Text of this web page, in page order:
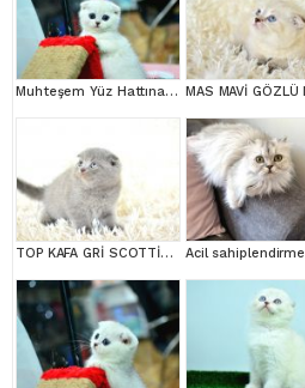
Muhteşem Yüz Hattına Sahip Silver Scottish Fold
TOP KAFA GRİ SCOTTİSH FOLD Acil sahiplendirme